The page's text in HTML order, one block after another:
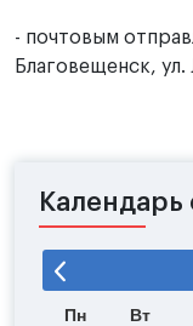
- почтовым
Благовещенск, ул.
Пн Вт